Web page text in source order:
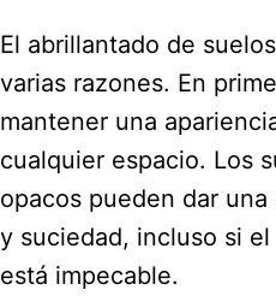
El abrillantado de
varias razones. En
mantener una
cualquier espacio. Los
opacos pueden dar
y suciedad, incluso si
está impecable.